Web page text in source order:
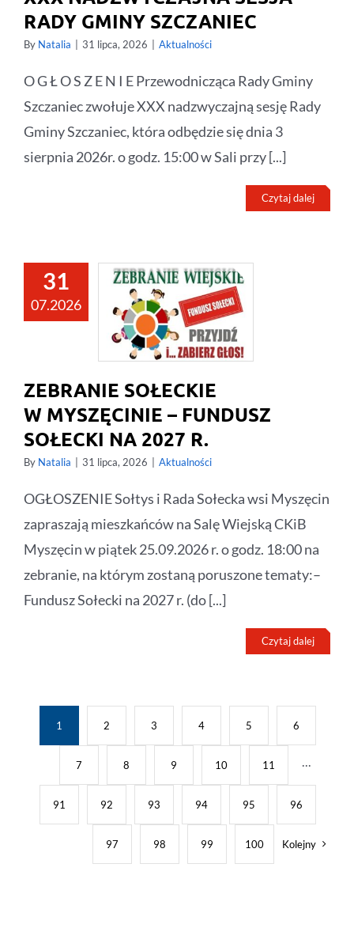
RADY GMINY SZCZANIEC
By Natalia 31 lipca, 2026 Aktualności
O G Ł O S Z E N I E Przewodnicząca Rady Gminy
Szczaniec zwołuje XXX nadzwyczajną sesję Rady
Gminy Szczaniec, która odbędzie się dnia 3
sierpnia 2026r. o godz. 15:00 w Sali przy [...]
Czytaj dalej
31
07.2026
ZEBRANIE SOŁECKIE
W MYSZĘCINIE – FUNDUSZ
SOŁECKI NA 2027 R.
By Natalia 31 lipca, 2026 Aktualności
OGŁOSZENIE Sołtys i Rada Sołecka wsi Myszęcin
zapraszają mieszkańców na Salę Wiejską CKiB
Myszęcin w piątek 25.09.2026 r. o godz. 18:00 na
zebranie, na którym zostaną poruszone tematy:–
Fundusz Sołecki na 2027 r. (do [...]
Czytaj dalej
1 2 3 4 5 6
7 8 9 10 11 ···
91 92 93 94 95 96
97 98 99 100 Kolejny